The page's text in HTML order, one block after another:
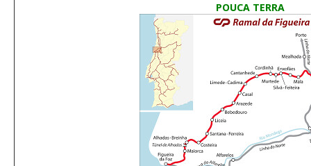
POUCA TERRA